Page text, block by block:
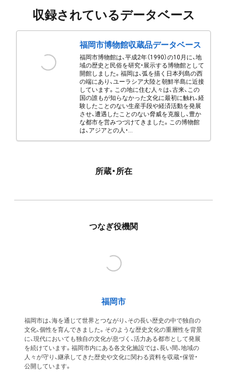
収録されているデータベース
福岡市博物館収蔵品データベース
福岡市博物館は、平成2年（1990）の10月に、地
域の歴史と民俗を研究・展示する博物館として
開館しました。福岡は、弧を描く日本列島の西
の端にあり、ユーラシア大陸と朝鮮半島に近接
しています。この地に住む人々は、古来、この
国の誰もが知らなかった文化に最初に触れ、経
験したことのない生産手段や経済活動を発展
させ、遭遇したことのない脅威を克服し、豊か
な都市を営みつづけてきました。この博物館
は、アジアとの人・...
所蔵・所在
つなぎ役機関
福岡市
福岡市は、海を通じて世界とつながり、その長い歴史の中で独自の
文化、個性を育んできました。そのような歴史文化の重層性を背景
に、現代においても独自の文化が息づく、活力ある都市として発展
を続けています。福岡市内にある各文化施設では、長い間、地域の
人々が守り、継承してきた歴史や文化に関わる資料を収蔵・保管・
公開しています。